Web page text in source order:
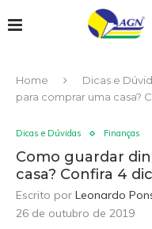
Home Dicas e
para comprar uma casa?
Dicas e Dúvidas Finanças
Como guardar
casa? Confira 4
Escrito por Leonardo
26 de outubro de 2019